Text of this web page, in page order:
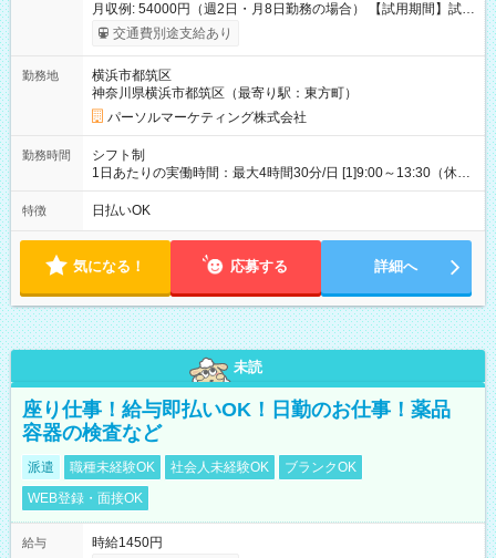
月収例: 54000円（週2日・月8日勤務の場合） 【試用期間】試用
期間なし
交通費別途支給あり
勤務地
横浜市都筑区
神奈川県横浜市都筑区（最寄り駅：東方町）
パーソルマーケティング株式会社
勤務時間
シフト制
1日あたりの実働時間：最大4時間30分/日 [1]9:00～13:30（休
憩：なし） [2]13:30～18:00（休憩：なし） 平日のみなど相談可
上記のシフトから選択して就業可能！
特徴 日払いOK
気になる！ 応募する 詳細へ
未読
座り仕事！給与即払いOK！日勤のお仕事！薬品
容器の検査など
派遣 職種未経験OK 社会人未経験OK
ブランクOK
WEB登録・面接OK
給与
時給1450円